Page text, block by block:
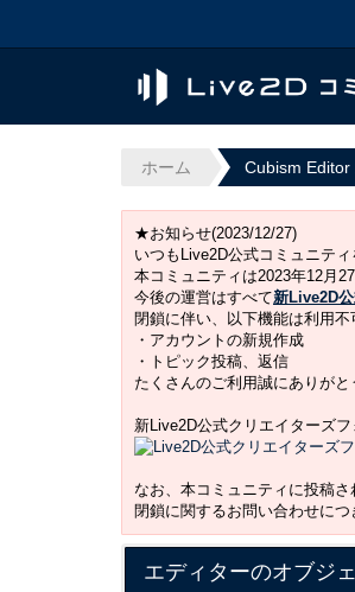
ホーム Cubism Editor
★お知らせ(2023/12/27)
いつもLive2D公式コミュニテ
本コミュニティは2023年12月
今後の運営はすべて新Live2D
閉鎖に伴い、以下機能は利用不
・アカウントの新規作成
・トピック投稿、返信
たくさんのご利用誠にありがと
新Live2D公式クリエイターズ
なお、本コミュニティに投稿
閉鎖に関するお問い合わせに
エディターのオブジ